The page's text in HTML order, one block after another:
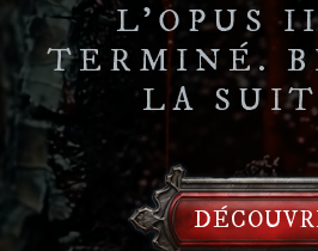
L'OPUS
TERMINÉ.
LA